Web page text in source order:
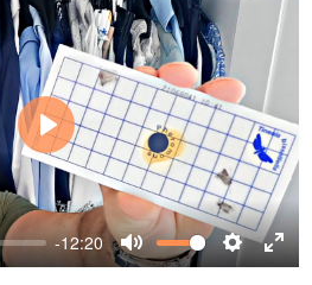
-12:20
Mute Settings
Play